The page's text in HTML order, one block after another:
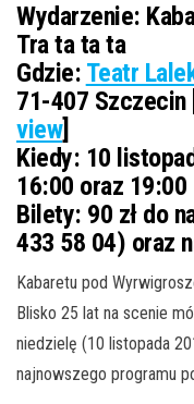
Wydarzenie:
Tra ta ta ta
Gdzie: Teatr
71-407 Szczecin
view]
Kiedy: 10
16:00 oraz 19:00
Bilety: 90 zł do
433 58 04) oraz
Kabaretu pod
Blisko 25 lat na scenie
niedzielę (10 listopada
najnowszego programu